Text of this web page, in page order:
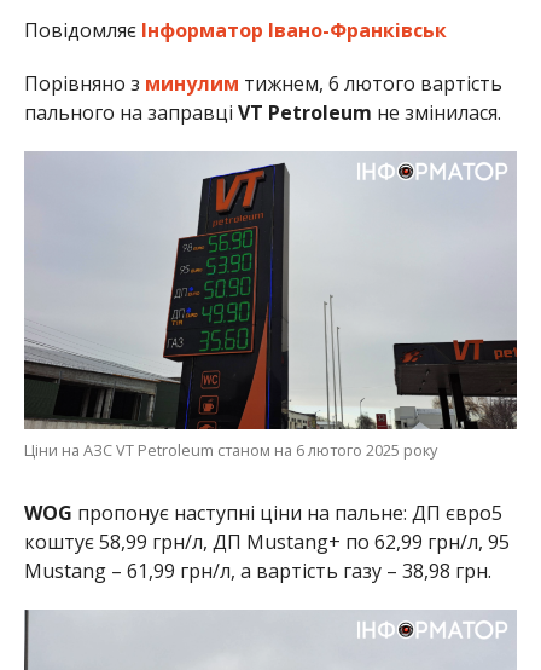
Повідомляє Інформатор Івано-Франківськ
Порівняно з минулим тижнем, 6 лютого вартість
пального на заправці VT Petroleum не змінилася.
Ціни на АЗС VT Petroleum станом на 6 лютого 2025 року
WOG пропонує наступні ціни на пальне: ДП євро5
коштує 58,99 грн/л, ДП Mustang+ по 62,99 грн/л, 95
Mustang – 61,99 грн/л, а вартість газу – 38,98 грн.